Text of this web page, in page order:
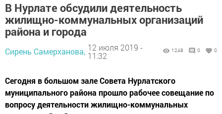
В Нурлате обсудили деятельность
жилищно-коммунальных организаций
района и города
Сирень Самерханова, 12 июля 2019 -
11:32
1248 0 0
Сегодня в большом зале Совета Нурлатского
муниципального района прошло рабочее совещание по
вопросу деятельности жилищно-коммунальных